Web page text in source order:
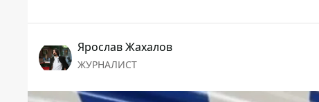
Ярослав Жахалов
ЖУРНАЛИСТ